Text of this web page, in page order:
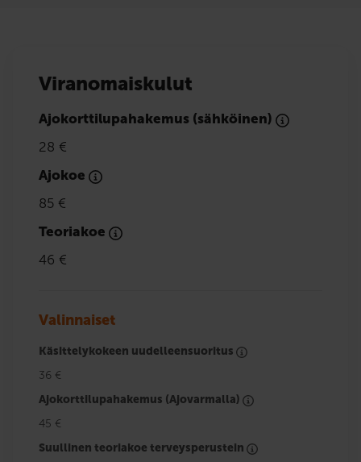
Viranomaiskulut
Ajokorttilupahakemus (sähköinen)
28 €
Ajokoe
85 €
Teoriakoe
46 €
Valinnaiset
Käsittelykokeen uudelleensuoritus
36 €
Ajokorttilupahakemus (Ajovarmalla)
45 €
Suullinen teoriakoe terveysperustein